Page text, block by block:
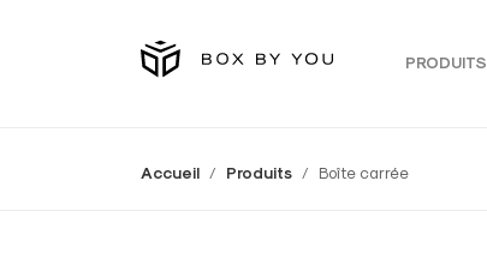
PRODUITS
Accueil Produits Boîte carrée